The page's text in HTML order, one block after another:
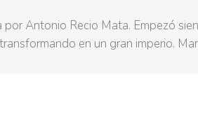
Antonio Recio Mata. Empezó
en un gran imperio.